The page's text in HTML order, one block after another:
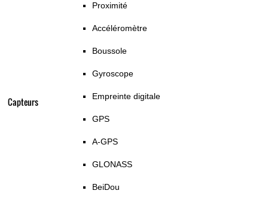
Capteurs
Proximité
Accéléromètre
Boussole
Gyroscope
Empreinte digitale
GPS
A-GPS
GLONASS
BeiDou